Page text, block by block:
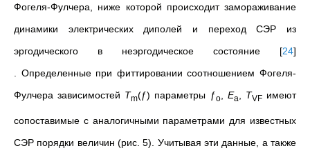
Фогеля-Фулчера, ниже которой происходит замораживание
динамики электрических диполей и переход СЭР из
эргодического в неэргодическое состояние [24]
Определенные при фиттировании соотношением Фогеля-
Фулчера зависимостей Tm(ƒ) параметры ƒo Ea TVFимеют
сопоставимые с аналогичными параметрами для известных
СЭР порядки величин (рис. 5). Учитывая эти данные, а также